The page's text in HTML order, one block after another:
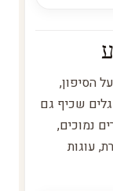
הסיפון,
שכיף גם
נמוכים,
עוגות